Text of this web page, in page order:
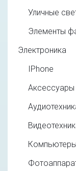
Уличные
Элементы
Электроника
IPhone
Аксессуары